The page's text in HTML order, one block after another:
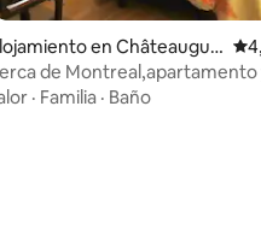
4,94 de 5. 176
en Châteaugua
de Montreal,apartamento
separados
· Familia · Baño